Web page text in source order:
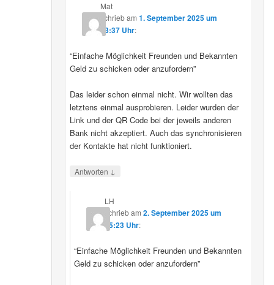
Mat
schriebam 1. September 2025 um
23:37 Uhr:
“Einfache Möglichkeit Freunden und Bekannten
Geld zu schicken oder anzufordern”
Das leider schon einmal nicht. Wir wollten das
letztens einmal ausprobieren. Leider wurden der
Link und der QR Code bei der jeweils anderen
Bank nicht akzeptiert. Auch das synchronisieren
der Kontakte hat nicht funktioniert.
Antworten ↓
LH
schriebam2. September 2025 um
15:23 Uhr:
“Einfache Möglichkeit Freunden und Bekannten
Geld zu schicken oder anzufordern”